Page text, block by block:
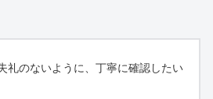
礼のないように、丁寧に確認したい